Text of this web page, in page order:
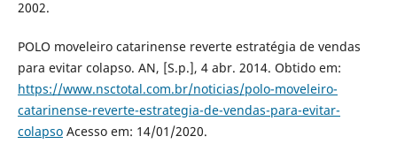
2002.
POLO moveleiro catarinense reverte estratégia de vendas
para evitar colapso. AN, [S.p.], 4 abr. 2014. Obtido em:
https://www.nsctotal.com.br/noticias/polo-moveleiro-
catarinense-reverte-estrategia-de-vendas-para-evitar-
colapsoAcesso em: 14/01/2020.